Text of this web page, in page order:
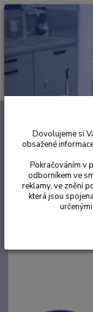
CAVEX
hmoty, 2ks
Dovolujeme si
obsažené
Pokračováním v
odborníkem ve
reklamy, ve znění
která jsou